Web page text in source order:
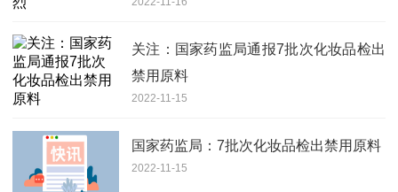
关注：国家药监局通报7批次化妆品检出
禁用原料
2022-11-15
国家药监局：7批次化妆品检出禁用原料
2022-11-15